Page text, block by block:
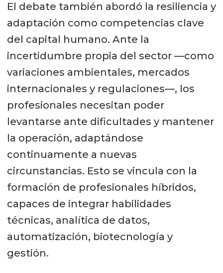
El debate también abordó la resiliencia y
adaptación como competencias clave
del capital humano. Ante la
incertidumbre propia del sector —como
variaciones ambientales, mercados
internacionales y regulaciones—, los
profesionales necesitan poder
levantarse ante dificultades y mantener
la operación, adaptándose
continuamente a nuevas
circunstancias. Esto se vincula con la
formación de profesionales híbridos,
capaces de integrar habilidades
técnicas, analítica de datos,
automatización, biotecnología y
gestión.